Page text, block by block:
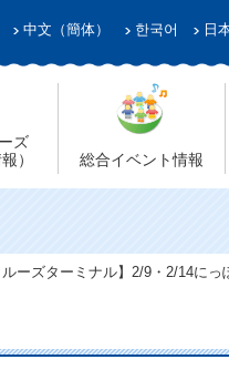
中文（簡体） 한국어 日
ズ
）
総合イベント情報
ルーズターミナル】2/9・2/14に